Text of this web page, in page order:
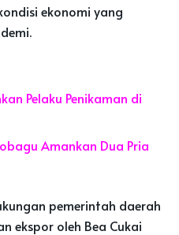
ekonomi yang
Pelaku Penikaman di
Amankan Dua Pria
pemerintah daerah
ekspor oleh Bea Cukai